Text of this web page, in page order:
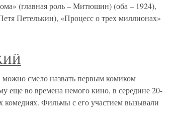
(главная роль – Митюшин) (оба – 1924),
Петелькин), «Процесс о трех миллионах»
смело назвать первым комиком
еще во времена немого кино, в середине 20-
комедиях. Фильмы с его участием вызывали